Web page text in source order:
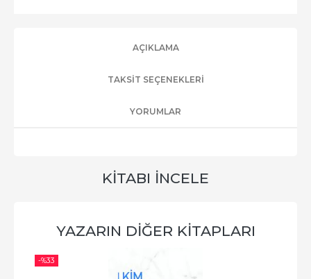
AÇIKLAMA
TAKSIT SEÇENEKLERI
YORUMLAR
KITABI İNCELE
YAZARIN DIĞER KITAPLARI
-%33